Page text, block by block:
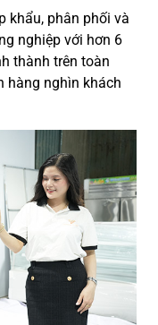
khẩu, phân phối và
nghiệp với hơn 6
thành trên toàn
hàng nghìn khách